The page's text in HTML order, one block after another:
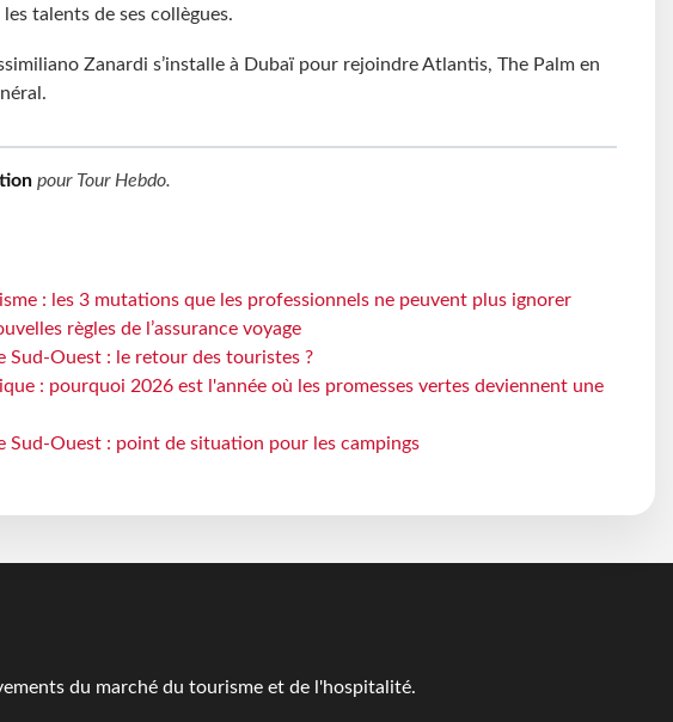
talents de ses collègues.
Zanardi s’installe à Dubaï pour rejoindre Atlantis, The Palm en
pour Tour Hebdo.
: les 3 mutations que les professionnels ne peuvent plus ignorer
règles de l’assurance voyage
Sud-Ouest : le retour des touristes ?
: pourquoi 2026 est l'année où les promesses vertes deviennent une
Sud-Ouest : point de situation pour les campings
du marché du tourisme et de l'hospitalité.